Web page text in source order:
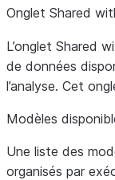
Onglet Shared
L’onglet Shared
de données
l’analyse. Cet
Modèles
Une liste des
organisés par